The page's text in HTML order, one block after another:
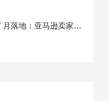
美国 301 关税 7 月落地：亚马逊卖家必看的 5 项合规标准与稳交付方案